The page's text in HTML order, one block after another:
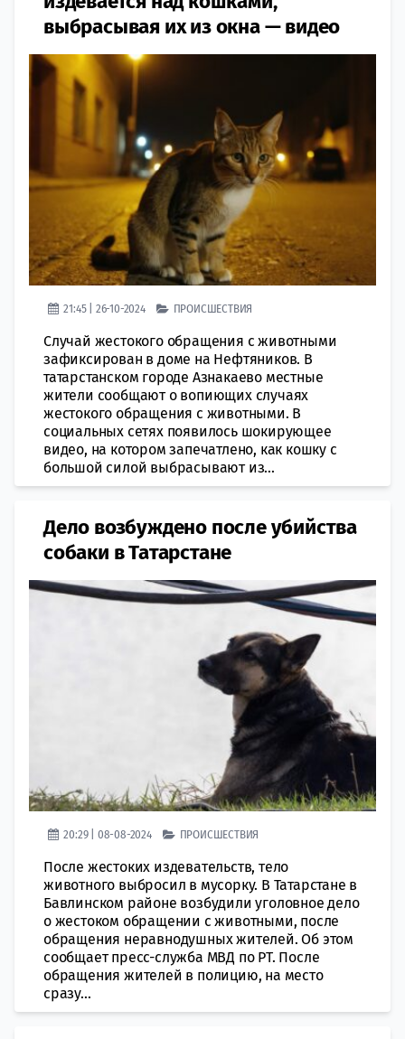
выбрасывая их из окна — видео
21:45 | 26-10-2024 ПРОИСШЕСТВИЯ
Случай жестокого обращения с животными
зафиксирован в доме на Нефтяников. В
татарстанском городе Азнакаево местные
жители сообщают о вопиющих случаях
жестокого обращения с животными. В
социальных сетях появилось шокирующее
видео, на котором запечатлено, как кошку с
большой силой выбрасывают из...
Дело возбуждено после убийства
собаки в Татарстане
20:29 | 08-08-2024 ПРОИСШЕСТВИЯ
После жестоких издевательств, тело
животного выбросил в мусорку. В Татарстане в
Бавлинском районе возбудили уголовное дело
о жестоком обращении с животными, после
обращения неравнодушных жителей. Об этом
сообщает пресс-служба МВД по РТ. После
обращения жителей в полицию, на место
сразу...